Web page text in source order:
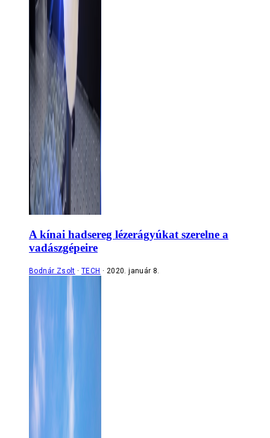
A kínai hadsereg lézerágyúkat szerelne a
vadászgépeire
Bodnár Zsolt TECH 2020. január 8.